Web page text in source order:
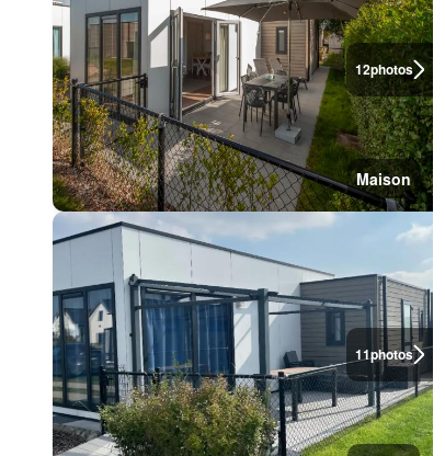
12photos
Maison
11photos